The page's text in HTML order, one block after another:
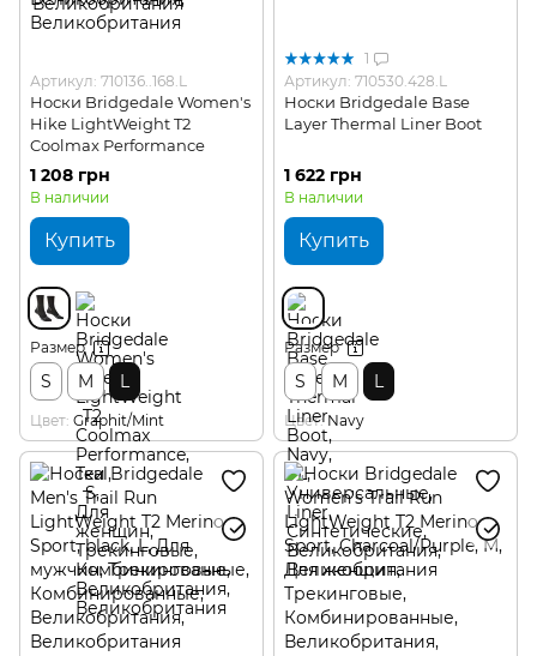
Артикул: 710136..168.L
Носки Bridgedale Women's
Hike LightWeight T2
Coolmax Performance
1 208 грн
В наличии
Купить
Размер
S M L
Цвет Graphit/Mint
1
Артикул: 710530.428.L
Носки Bridgedale Base
Layer Thermal Liner Boot
1 622 грн
В наличии
Купить
Размер
S M L
Цвет Navy